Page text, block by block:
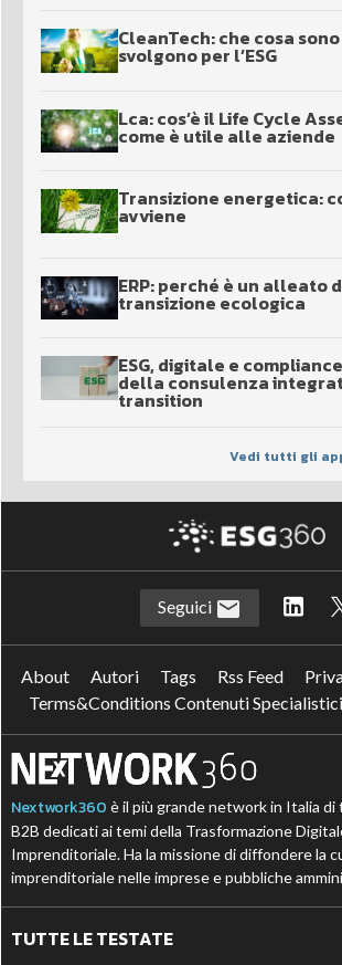
CleanTech: che cosa
svolgono per l’ESG
Lca: cos’è il Life Cycle
come è utile alle aziende
Transizione energetica:
avviene
ERP: perché è un alleato
transizione ecologica
ESG, digitale e
della consulenza
transition
Vedi tutti gli
Seguici
About Autori Tags Rss Feed
Terms&Conditions Contenuti Specialistici
Nextwork360 è il più grande network in Italia
B2B dedicati ai temi della Trasformazione
Imprenditoriale. Ha la missione di diffondere la
imprenditoriale nelle imprese e pubbliche
TUTTE LE TESTATE